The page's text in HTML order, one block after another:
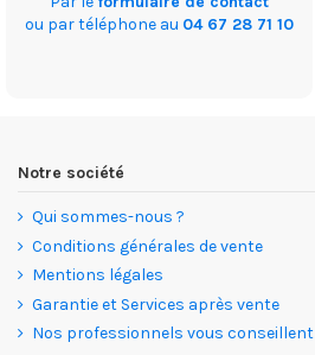
ou par téléphone au 04 67 28 71 10
Notre société
Qui sommes-nous ?
Conditions générales de vente
Mentions légales
Garantie et Services après vente
Nos professionnels vous conseillent